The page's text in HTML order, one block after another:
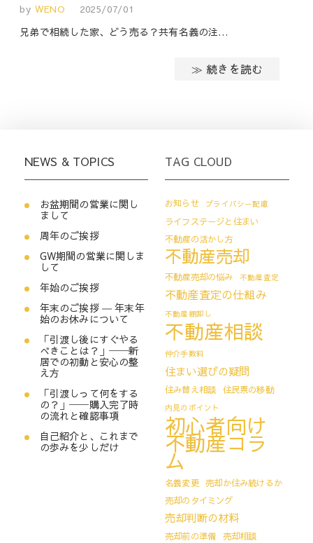
by WENO 2025/07/01
兄弟で相続した家、どう売る？共有名義の注…
≫ 続きを読む
NEWS & TOPICS
お盆期間の営業に関し
まして
周年のご挨拶
GW期間の営業に関しま
して
年始のご挨拶
年末のご挨拶 ― 年末年
始のお休みについて
「引渡し後にすぐやる
べきことは？」──新
居での初動と安心の整
え方
「引渡しって何をする
の？」──購入完了時
の流れと確認事項
自己紹介と、これまで
の歩みを少しだけ
TAG CLOUD
お知らせ プライバシー配慮
ライフステージと住まい
不動産の活かし方
不動産売却
不動産売却の悩み 不動産査定
不動産査定の仕組み
不動産棚卸し
不動産相談
仲介手数料
住まい選びの疑問
住み替え相談 住民票の移動
内見のポイント
初心者向け
不動産コラ
ム
名義変更 売却か住み続けるか
売却のタイミング
売却判断の材料
売却前の準備 売却相談